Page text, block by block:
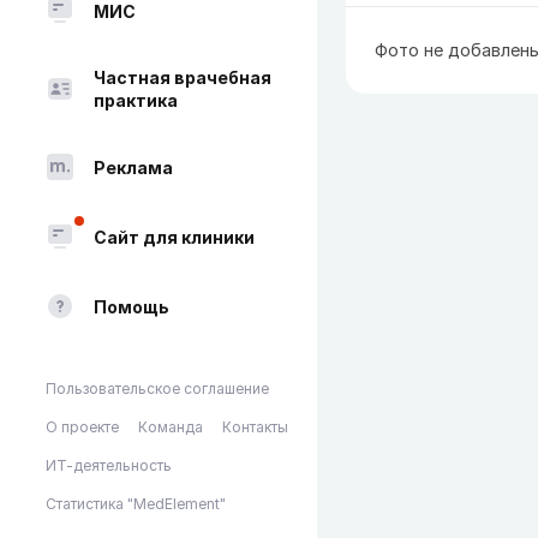
МИС
Частная врачебная
практика
Реклама
Сайт для клиники
Помощь
Пользовательское соглашение
О проекте Команда Контакты
ИТ-деятельность
Статистика "MedElement"
Фото не